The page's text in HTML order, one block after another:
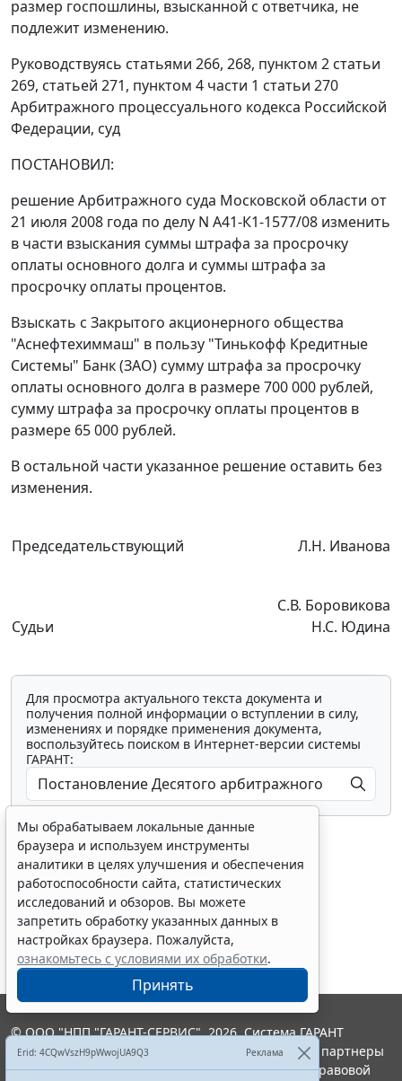
размер госпошлины, взысканной с ответчика, не
подлежит изменению.
Руководствуясь статьями 266, 268, пунктом 2 статьи
269, статьей 271, пунктом 4 части 1 статьи 270
Арбитражного процессуального кодекса Российской
Федерации, суд
ПОСТАНОВИЛ:
решение Арбитражного суда Московской области от
21 июля 2008 года по делу N А41-К1-1577/08 изменить
в части взыскания суммы штрафа за просрочку
оплаты основного долга и суммы штрафа за
просрочку оплаты процентов.
Взыскать с Закрытого акционерного общества
"Аснефтехиммаш" в пользу "Тинькофф Кредитные
Системы" Банк (ЗАО) сумму штрафа за просрочку
оплаты основного долга в размере 700 000 рублей,
сумму штрафа за просрочку оплаты процентов в
размере 65 000 рублей.
В остальной части указанное решение оставить без
изменения.
Председательствующий Л.Н. Иванова
Судьи
С.В. Боровикова
Н.С. Юдина
Для просмотра актуального текста документа и
получения полной информации о вступлении в силу,
изменениях и порядке применения документа,
воспользуйтесь поиском в Интернет-версии системы
ГАРАНТ:
Показать все материалы
Мы обрабатываем локальные данные
браузера и используем инструменты
аналитики в целях улучшения и обеспечения
работоспособности сайта, статистических
исследований и обзоров. Вы можете
запретить обработку указанных данных в
настройках браузера. Пожалуйста,
ознакомьтесь с условиями их обработки.
Принять
Erid: 4CQwVszH9pWwojUA9Q3 Реклама
© ООО "НПП "ГАРАНТ-СЕРВИС", 2026. Система ГАРАНТ
выпускается с 1990 года. Компания "Гарант" и ее партнеры
являются участниками Российской ассоциации правовой